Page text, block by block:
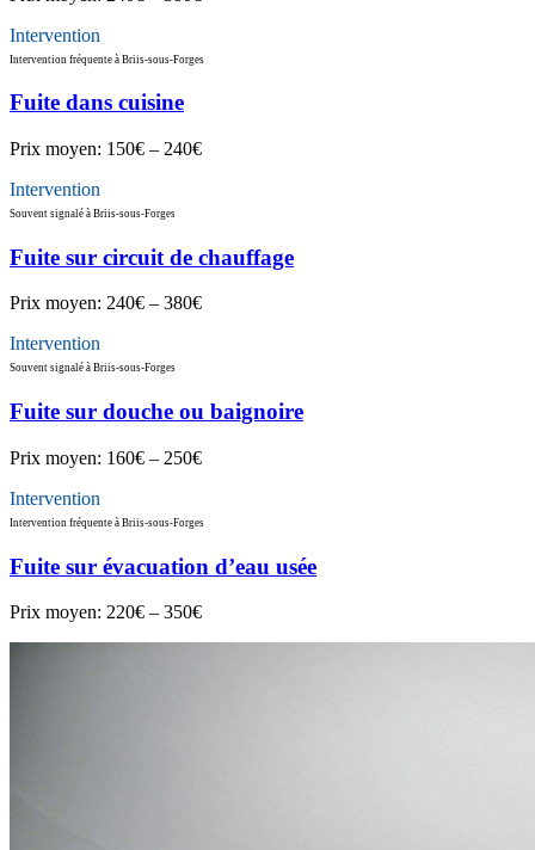
Intervention
Intervention fréquente à Briis-sous-Forges
Fuite dans cuisine
Prix moyen: 150€ – 240€
Intervention
Souvent signalé à Briis-sous-Forges
Fuite sur circuit de chauffage
Prix moyen: 240€ – 380€
Intervention
Souvent signalé à Briis-sous-Forges
Fuite sur douche ou baignoire
Prix moyen: 160€ – 250€
Intervention
Intervention fréquente à Briis-sous-Forges
Fuite sur évacuation d’eau usée
Prix moyen: 220€ – 350€